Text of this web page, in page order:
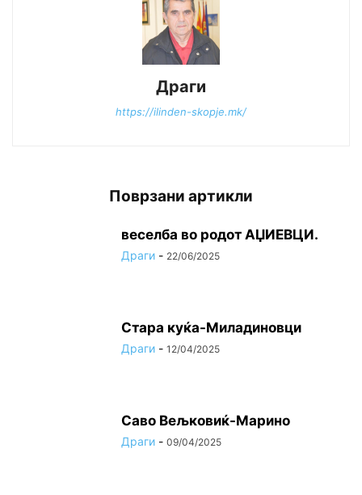
Драги
https://ilinden-skopje.mk/
Поврзани артикли
веселба во родот АЏИЕВЦИ.
Драги - 22/06/2025
Стара куќа-Миладиновци
Драги - 12/04/2025
Саво Вељковиќ-Марино
Драги - 09/04/2025